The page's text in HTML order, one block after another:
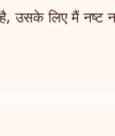
लिए मैं नष्ट